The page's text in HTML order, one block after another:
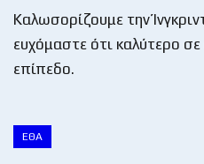
Καλωσορίζουμε την
ευχόμαστε ότι καλύτερο
επίπεδο.
ΕΘΑ